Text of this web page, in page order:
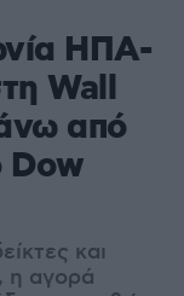
ΗΠΑ-
Wall
από
Dow
και
η αγορά